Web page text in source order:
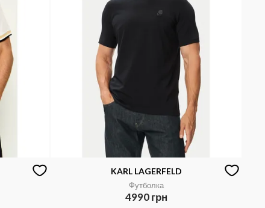
KARL LAGERFELD
Футболка
4990 грн